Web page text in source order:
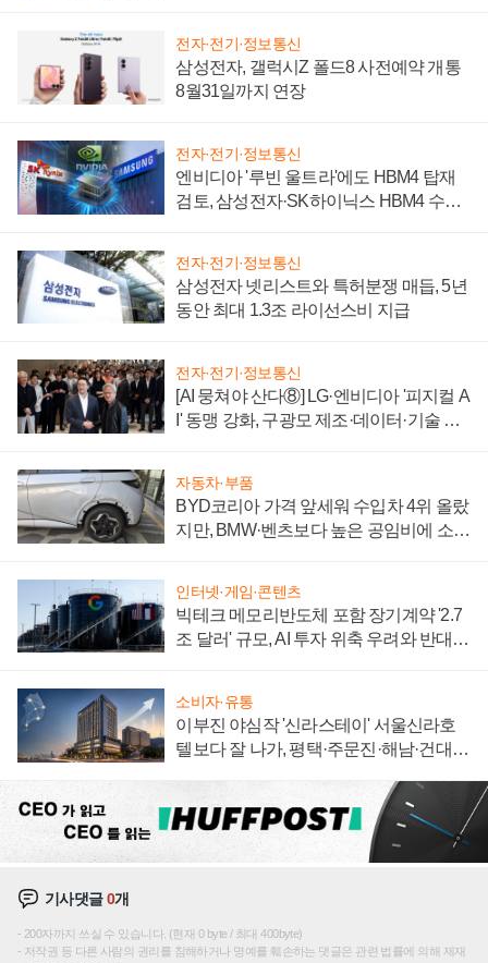
전자·전기·정보통신
삼성전자, 갤럭시Z 폴드8 사전예약 개통
8월31일까지 연장
전자·전기·정보통신
엔비디아 '루빈 울트라'에도 HBM4 탑재
검토, 삼성전자·SK하이닉스 HBM4 수율
전자·전기·정보통신
삼성전자 넷리스트와 특허분쟁 매듭, 5년
동안 최대 1.3조 라이선스비 지급
전자·전기·정보통신
[AI 뭉쳐야 산다⑧] LG·엔비디아 '피지컬 A
I' 동맹 강화, 구광모 제조·데이터·기술 결
자동차·부품
BYD코리아 가격 앞세워 수입차 4위 올랐
지만, BMW·벤츠보다 높은 공임비에 소비
인터넷·게임·콘텐츠
빅테크 메모리반도체 포함 장기계약 '2.7
조 달러' 규모, AI 투자 위축 우려와 반대
소비자·유통
이부진 야심작 '신라스테이' 서울신라호
텔보다 잘 나가, 평택·주문진·해남·건대로
기사댓글0개
200자까지 쓰실 수 있습니다. (현재 0 byte / 최대 400byte)
저작권 등 다른 사람의 권리를 침해하거나 명예를 훼손하는 댓글은 관련 법률에 의해 제재